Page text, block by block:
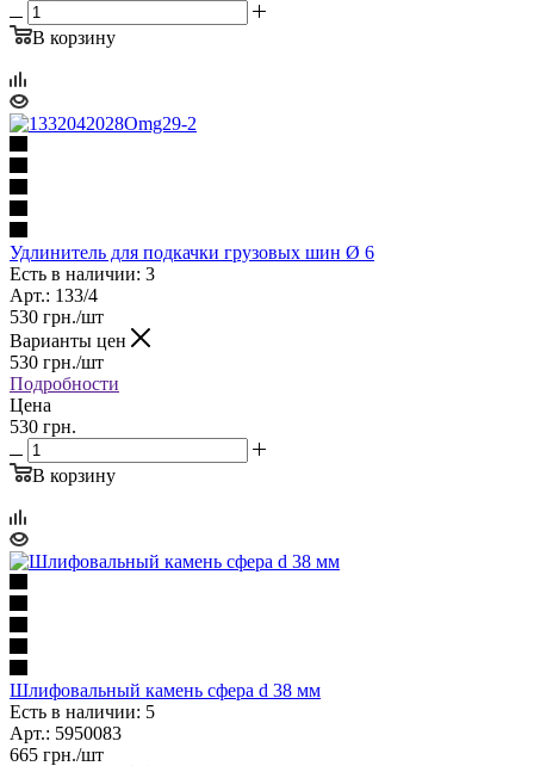
В корзину
Удлинитель для подкачки грузовых шин Ø 6
Есть в наличии: 3
Арт.: 133/4
530 грн./шт
Варианты цен
530 грн./шт
Подробности
Цена
530 грн.
В корзину
Шлифовальный камень сфера d 38 мм
Есть в наличии: 5
Арт.: 5950083
665 грн./шт